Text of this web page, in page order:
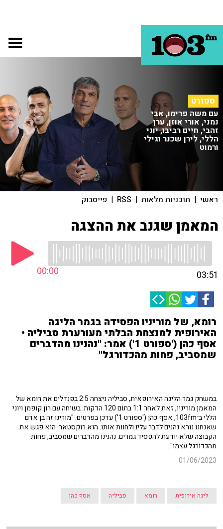
ספורט
עם משה פרימו, אבי
נמני, אורי אוזן, ערן
זהבי, חיים רביבו, יוני
הללי, לירן שכנר וגילי
ורמוט
ראשי | תוכניות מלאות |
RSS
| פייסבוק
המאמן שגנב את ההצגה
00:00 03:51
רומא, של מוריניו הפסידה בגמר הליגה
האירופית למנצחת הבלתי מעורערת סביליה •
אסף כהן ('ספורט 1') אמר: "נהנינו מהדברים
שמסביב, פחות מהכדורגל"
במשחק גמר הליגה האירופאית, סביליה ניצחה 2:5 בפנדלים את רומא של
המאמן מוריניו, זאת לאחר 1:1 בתום 120 הדקות. בשיחה עם רון קופמן ויוני
הללי ב־103fm, אסף כהן ('ספורט 1') עדכן בפרטים. "מורינו זה בן אדם
שאנחנו נורא נהנים לדבר עליו ולחוות אותו. הוא רוקסטאר. הוא פגש את
הקבוצה שלא יודעת להפסיד גמרים. נהנינו מהדברים שמסביב, פחות
מהכדורגל עצמו".
01/06/2023
ליגה אירופית רומא סביליה אסף כהן